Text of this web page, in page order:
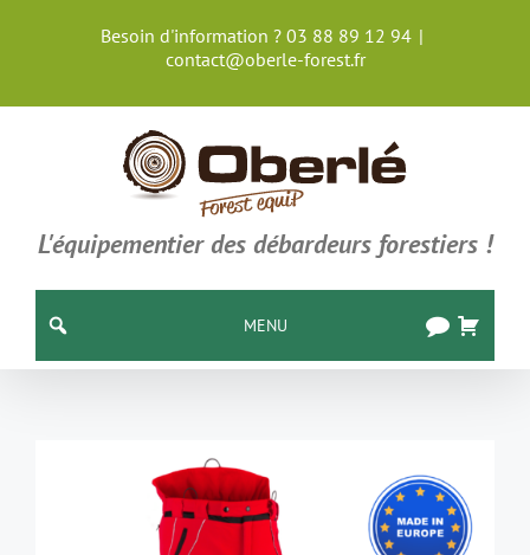
Besoin d'information ? 03 88 89 12 94 |
contact@oberle-forest.fr
L'équipementier des débardeurs forestiers !
MENU